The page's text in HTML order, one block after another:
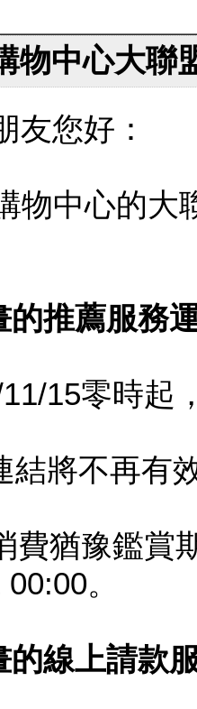
物中心大聯
友您好：
物中心的大
的推薦服務
15零時起
結將不再有
費猶豫鑑賞
。
的線上請款